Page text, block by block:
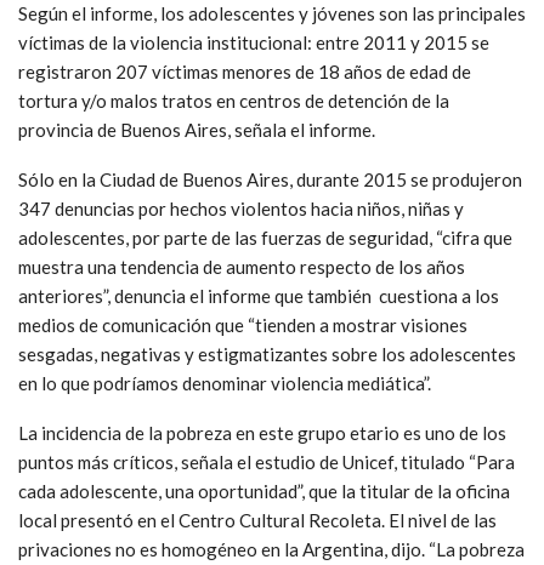
Según el informe, los adolescentes y jóvenes son las principales
víctimas de la violencia institucional: entre 2011 y 2015 se
registraron 207 víctimas menores de 18 años de edad de
tortura y/o malos tratos en centros de detención de la
provincia de Buenos Aires, señala el informe.
Sólo en la Ciudad de Buenos Aires, durante 2015 se produjeron
347 denuncias por hechos violentos hacia niños, niñas y
adolescentes, por parte de las fuerzas de seguridad, “cifra que
muestra una tendencia de aumento respecto de los años
anteriores”, denuncia el informe que también cuestiona a los
medios de comunicación que “tienden a mostrar visiones
sesgadas, negativas y estigmatizantes sobre los adolescentes
en lo que podríamos denominar violencia mediática”.
La incidencia de la pobreza en este grupo etario es uno de los
puntos más críticos, señala el estudio de Unicef, titulado “Para
cada adolescente, una oportunidad”, que la titular de la oficina
local presentó en el Centro Cultural Recoleta. El nivel de las
privaciones no es homogéneo en la Argentina, dijo. “La pobreza